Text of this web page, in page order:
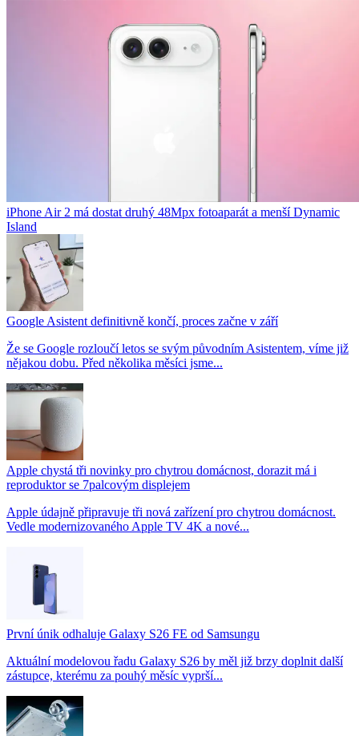
iPhone Air 2 má dostat druhý 48Mpx fotoaparát a menší Dynamic
Island
Google Asistent definitivně končí, proces začne v září
Že se Google rozloučí letos se svým původním Asistentem, víme již
nějakou dobu. Před několika měsíci jsme...
Apple chystá tři novinky pro chytrou domácnost, dorazit má i
reproduktor se 7palcovým displejem
Apple údajně připravuje tři nová zařízení pro chytrou domácnost.
Vedle modernizovaného Apple TV 4K a nové...
První únik odhaluje Galaxy S26 FE od Samsungu
Aktuální modelovou řadu Galaxy S26 by měl již brzy doplnit další
zástupce, kterému za pouhý měsíc vyprší...